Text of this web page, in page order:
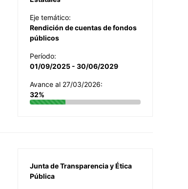
Eje temático:
Rendición de cuentas de fondos
públicos
Período:
01/09/2025 - 30/06/2029
Avance al 27/03/2026:
32%
Junta de Transparencia y Ética
Pública